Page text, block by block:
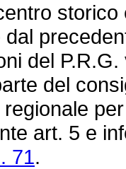
storico
del
del
art. 5 e
71.